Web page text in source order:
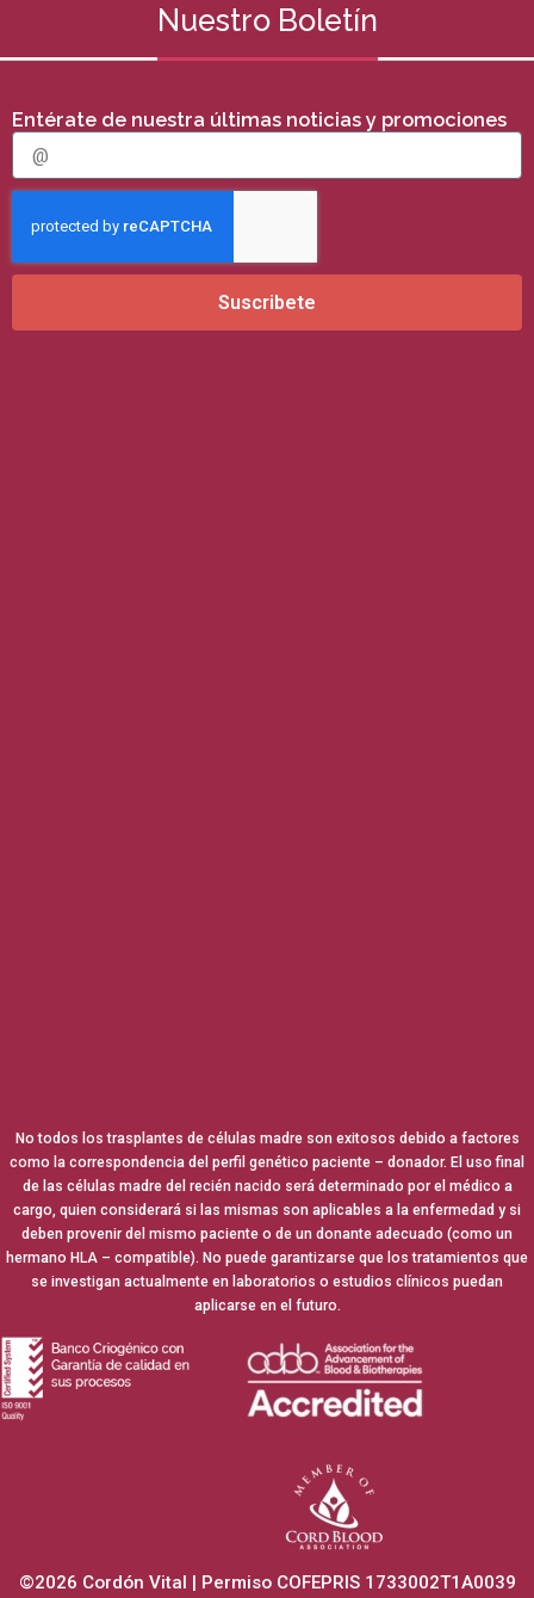
Nuestro Boletín
Entérate de nuestra últimas noticias y promociones
E
a
Suscribete
No todos los trasplantes de células madre son exitosos debido a factores
como la correspondencia del perfil genético paciente – donador. El uso final
de las células madre del recién nacido será determinado por el médico a
cargo, quien considerará si las mismas son aplicables a la enfermedad y si
deben provenir del mismo paciente o de un donante adecuado (como un
hermano HLA – compatible). No puede garantizarse que los tratamientos que
se investigan actualmente en laboratorios o estudios clínicos puedan
aplicarse en el futuro.
©2026 Cordón Vital | Permiso COFEPRIS 1733002T1A0039